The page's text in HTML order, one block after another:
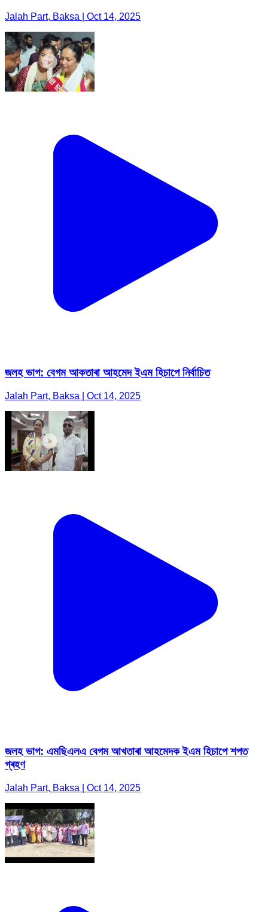
Jalah Part, Baksa | Oct 14, 2025
জলহ ভাগ: বেগম আকতাৰা আহমেদ ইএম হিচাপে নিৰ্বাচিত
Jalah Part, Baksa | Oct 14, 2025
জলহ ভাগ: এমছিএলএ বেগম আখতাৰা আহমেদক ইএম হিচাপে শপত
গ্ৰহণ
Jalah Part, Baksa | Oct 14, 2025